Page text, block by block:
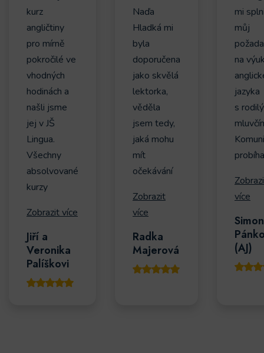
kurz
angličtiny
pro mírně
pokročilé ve
vhodných
hodinách a
našli jsme
jej v JŠ
Lingua.
Všechny
absolvované
kurzy
Zobrazit více
Jiří a
Veronika
Palíškovi
Naďa
Hladká mi
byla
doporučena
jako skvělá
lektorka,
věděla
jsem tedy,
jaká mohu
mít
očekávání
Zobrazit
více
Radka
Majerová
mi
můj
na
jazyka
s
více
(AJ)